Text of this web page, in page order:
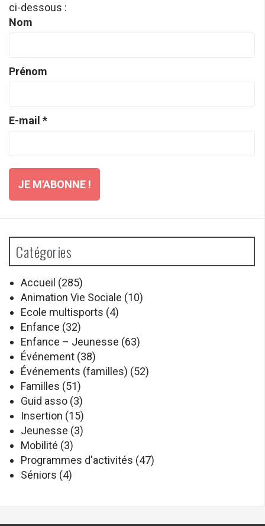
ci-dessous :
Nom
Prénom
E-mail *
Catégories
Accueil (285)
Animation Vie Sociale (10)
Ecole multisports (4)
Enfance (32)
Enfance – Jeunesse (63)
Événement (38)
Événements (familles) (52)
Familles (51)
Guid asso (3)
Insertion (15)
Jeunesse (3)
Mobilité (3)
Programmes d'activités (47)
Séniors (4)